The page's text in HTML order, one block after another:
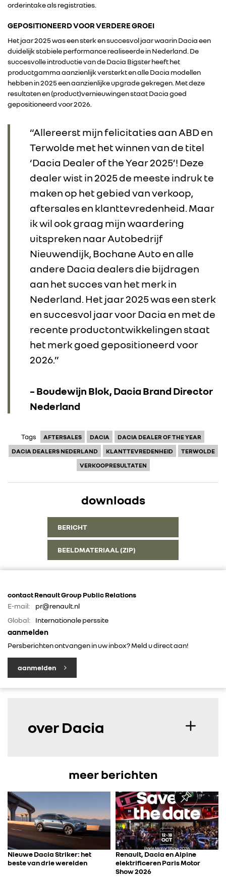
RENAULT GROUP
ALLIANCE
FOTO’S & VIDEO’S
IN DE MEDIA
CONTACT
orderintake als registraties.
GEPOSITIONEERD VOOR VERDERE GROEI
Het jaar 2025 was een sterk en succesvol jaar waarin Dacia een
duidelijk stabiele performance realiseerde in Nederland. De
succesvolle introductie van de Dacia Bigster heeft het
productgamma aanzienlijk versterkt en alle Dacia modellen
hebben in 2025 een aanzienlijke upgrade gekregen. Met deze
resultaten en (product)vernieuwingen staat Dacia goed
gepositioneerd voor 2026.
“Allereerst mijn felicitaties aan ABD en
Terwolde met het winnen van de titel
‘Dacia Dealer of the Year 2025’! Deze
dealer wist in 2025 de meeste indruk te
maken op het gebied van verkoop,
aftersales en klanttevredenheid. Maar
ik wil ook graag mijn waardering
uitspreken naar Autobedrijf
Nieuwendijk, Bochane Auto en alle
andere Dacia dealers die bijdragen
aan het succes van het merk in
Nederland. Het jaar 2025 was een sterk
en succesvol jaar voor Dacia en met de
recente productontwikkelingen staat
het merk goed gepositioneerd voor
2026.”
– Boudewijn Blok, Dacia Brand Director
Nederland
Tags AFTERSALES DACIA
DACIA DEALER OF THE YEAR
DACIA DEALERS NEDERLAND
KLANTTEVREDENHEID
TERWOLDE
VERKOOPRESULTATEN
downloads
BERICHT
BEELDMATERIAAL (ZIP)
contact Renault Group Public Relations
E-mail:
pr@renault.nl
Global:
Internationale perssite
aanmelden
Persberichten ontvangen in uw inbox? Meld u direct aan!
aanmelden
over Dacia
meer berichten
Nieuwe Dacia Striker: het
beste van drie werelden
Renault, Dacia en Alpine
elektrificeren Paris Motor
Show 2026